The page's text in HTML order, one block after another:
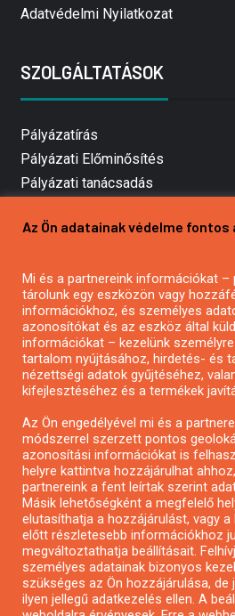
Adatvédelmi Nyilatkozat
SZOLGÁLTATÁSOK
Pályázatírás
Pályázati Előminősítés
Pályázati tanácsadás
Mezőgazdasági pályázatírás
Pályázatírás civil szervezeteknek
Pályázatírás önkormányzatoknak
Pályázatfigyelés
Specifikus pályázatfigyelés vagy
Pályázatok magánszemélyeknek
Pályázatok civil szervezeteknek
Pályázatok vállalkozásoknak
Önkormányzati pályázatok
Mezőgazdasági pályázatok
Falusi turizmus pályázatok
Az Ön adatainak védelme fontos
Mi és a partnereink információkat –
tárolunk egy eszközön vagy
információkhoz, és személyes
azonosítókat és az eszköz által
információkat – kezelünk
tartalom nyújtásához, hirdetés- és
nézettségi adatok gyűjtéséhez,
kifejlesztéséhez és a termékek
Az Ön engedélyével mi és a
módszerrel szerzett pontos
azonosítási információkat is
helyre kattintva hozzájárulhat
partnereink a fent leírtak szerint
Másik lehetőségként a megfelelő
elutasíthatja a hozzájárulást, vagy
előtt részletesebb információkhoz
megváltoztathatja beállításait.
személyes adatainak bizonyos
szükséges az Ön hozzájárulása, de
ilyen jellegű adatkezelés ellen. A